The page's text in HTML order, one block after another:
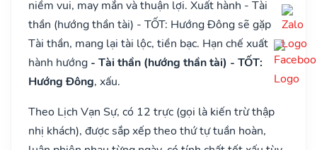
niềm vui, may mắn và thuận lợi. Xuất hành - Tài
thần (hướng thần tài) - TỐT: Hướng Đông sẽ gặp
Tài thần, mang lại tài lộc, tiền bạc. Hạn chế xuất
hành hướng - Tài thần (hướng thần tài) - TỐT:
Hướng Đông, xấu.
Theo Lịch Vạn Sự, có 12 trực (gọi là kiến trừ thập
nhị khách), được sắp xếp theo thứ tự tuần hoàn,